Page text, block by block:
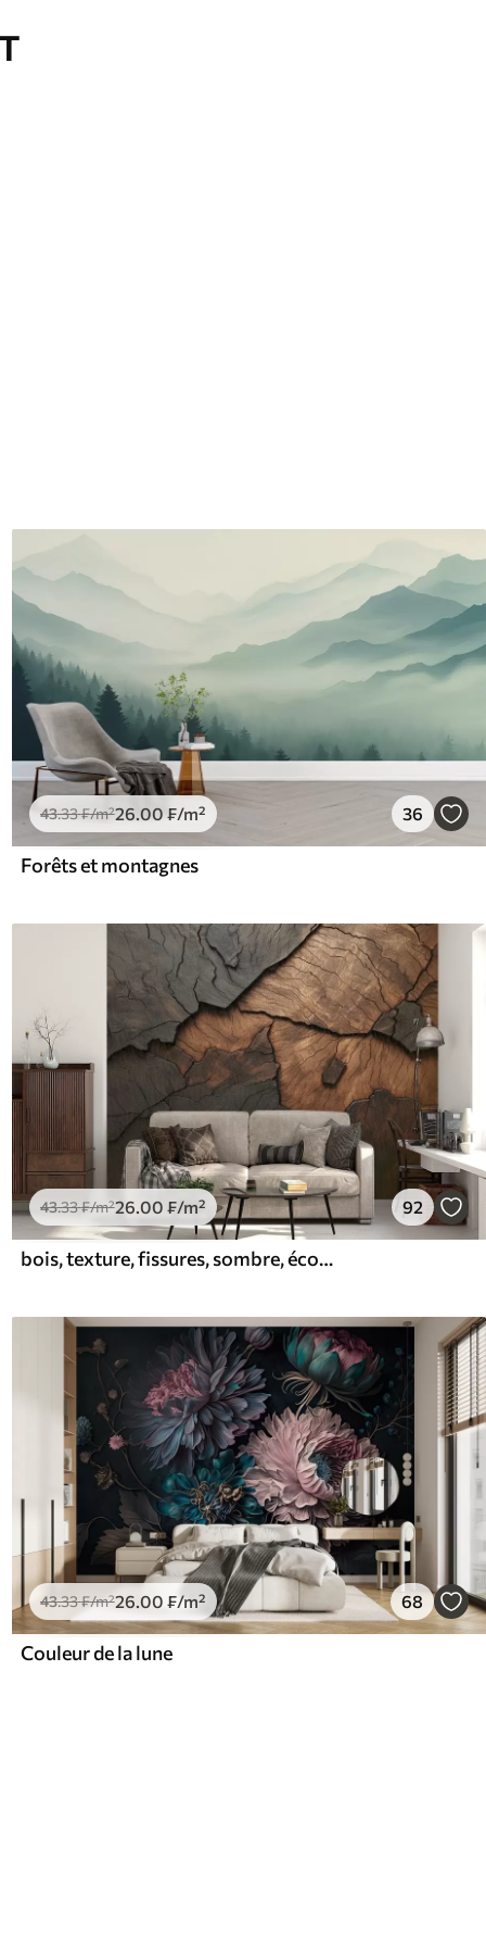
43.33₣/m²26 .00 ₣/m² 36
Forêts et montagnes
43.33₣/m²26.00 ₣/m² 92
bois, texture, fissures, sombre, écorce, surface
43.33₣/m²26 .00 ₣/m² 68
Couleur de la lune